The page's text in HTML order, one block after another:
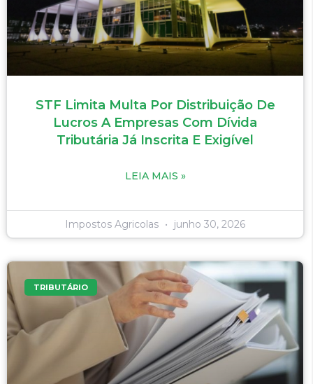
STF Limita Multa Por Distribuição De
Lucros A Empresas Com Dívida
Tributária Já Inscrita E Exigível
LEIA MAIS »
Impostos Agricolas junho 30, 2026
TRIBUTÁRIO